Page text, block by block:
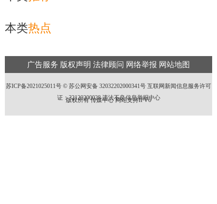
本类热点
广告服务 版权声明 法律顾问 网络举报 网站地图
苏ICP备2021025011号 © 苏公网安备 32032202000341号 互联网新闻信息服务许可
证：32120200028 违法不良信息举报中心
版权所有 传媒中心 网站支持IPV6